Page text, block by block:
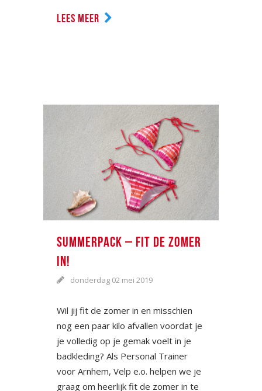
LEES MEER
SUMMERPACK – FIT DE ZOMER
IN!
donderdag 02 mei 2019
Wil jij fit de zomer in en misschien
nog een paar kilo afvallen voordat je
je volledig op je gemak voelt in je
badkleding? Als Personal Trainer
voor Arnhem, Velp e.o. helpen we je
graag om heerlijk fit de zomer in te